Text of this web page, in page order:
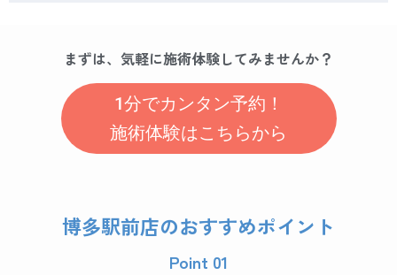
まずは、気軽に施術体験してみませんか？
1分でカンタン予約！
施術体験はこちらから
博多駅前店のおすすめポイント
Point 01